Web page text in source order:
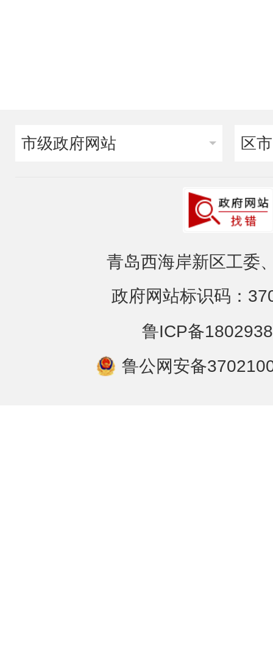
市级政府网站 区
青岛西海岸新区工委
政府网站标识码：
鲁ICP备
鲁公网安备